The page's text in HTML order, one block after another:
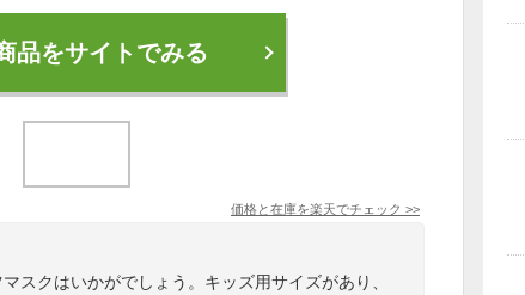
品をサイトでみる
価格と在庫を楽天でチェック >>
スクはいかがでしょう。キッズ用サイズがあり、